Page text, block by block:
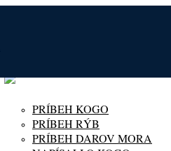
PRÍBEH KOGO
PRÍBEH RÝB
PRÍBEH DAROV MORA